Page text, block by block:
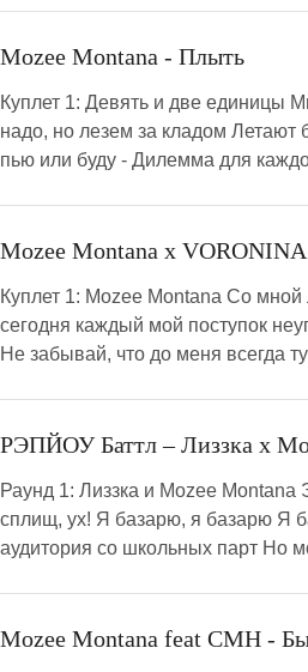
Mozee Montana - Плыть
Куплет 1: Девять и две единицы
надо, но лезем за кладом
пью или буду - Дилемма для
Mozee Montana x
Куплет 1: Mozee Montana Со мной
сегодня каждый мой поступок
Не забывай, что до меня всегда
РЭПЙОУ Баттл – Лиззка x
Раунд 1: Лиззка и Mozee
сплищ, ух! Я базарю, я базарю Я
аудитория со школьных парт Но
Mozee Montana feat CMH -